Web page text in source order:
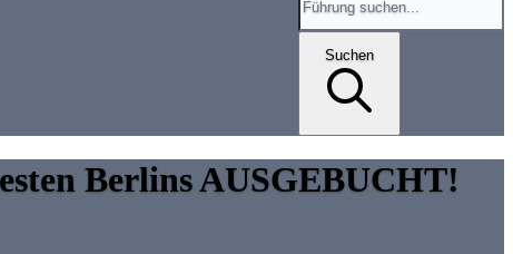
Suchen
Berlins AUSGEBUCHT!